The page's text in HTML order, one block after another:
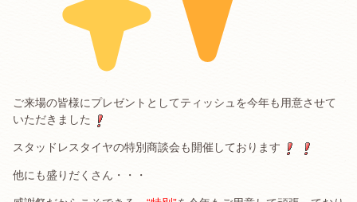
ご来場の皆様にプレゼントとしてティッシュを今年も用意させて
いただきました
スタッドレスタイヤの特別商談会も開催しております
他にも盛りだくさん・・・